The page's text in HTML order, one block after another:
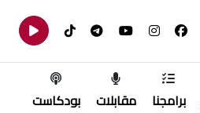
برامجنا مقابلات بودكاست